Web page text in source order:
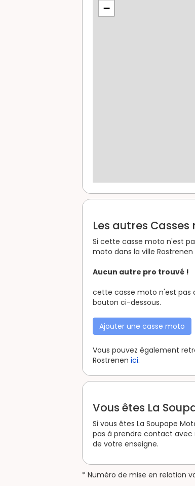
−
Les autres
Si cette casse moto n'est
moto dans la ville Rostrenen
Aucun autre pro trouvé !
cette casse moto n'est pas
bouton ci-dessous.
Ajouter une casse moto
Vous pouvez également
Rostrenen ici.
Vous êtes La
Si vous êtes La Soupape
pas à prendre contact
de votre enseigne.
* Numéro de mise en relation